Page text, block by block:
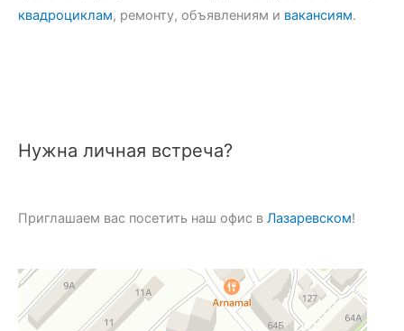
Нужна личная встреча?
Приглашаем вас посетить наш офис в Лазаревском!
квадроциклам, ремонту, объявлениям и вакансиям.